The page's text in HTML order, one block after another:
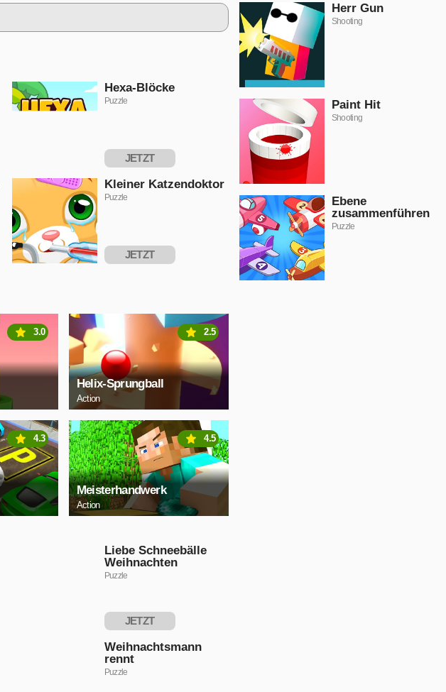
Hexa-Blöcke
Puzzle
JETZT
Kleiner Katzendoktor
Puzzle
JETZT
3.0
Helix-Sprungball
Action
2.5
4.3
Meisterhandwerk
Action
4.5
Liebe Schneebälle
Weihnachten
Puzzle
JETZT
Weihnachtsmann
rennt
Puzzle
Herr Gun
Shooting
Paint Hit
Shooting
Ebene
zusammenführen
Puzzle